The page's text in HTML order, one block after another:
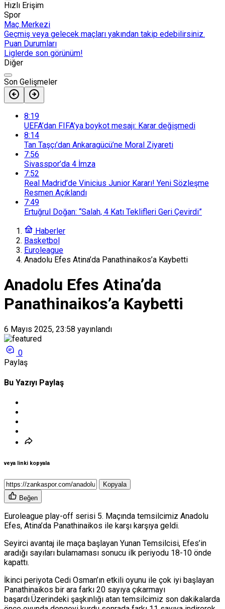
Hızlı Erişim
Spor
Maç Merkezi
Geçmiş veya gelecek maçları yakından takip edebilirsiniz.
Puan Durumları
Liglerde son görünüm!
Diğer
Son Gelişmeler
8:19
UEFA’dan FIFA’ya boykot mesajı: Karar değişmedi
8:14
Tan Taşçı’dan Ankaragücü’ne Moral Ziyareti
7:56
Sivasspor’da 4 İmza
7:52
Real Madrid’de Vinicius Junior Kararı! Yeni Sözleşme
Resmen Açıklandı
7:49
Ertuğrul Doğan: “Salah, 4 Katı Teklifleri Geri Çevirdi”
Haberler
Basketbol
Euroleague
Anadolu Efes Atina’da Panathinaikos’a Kaybetti
Anadolu Efes Atina’da
Panathinaikos’a Kaybetti
6 Mayıs 2025, 23:58 yayınlandı
0
Paylaş
Bu Yazıyı Paylaş
veya linki kopyala
Kopyala
Beğen
Euroleague play-off serisi 5. Maçında temsilcimiz Anadolu
Efes, Atina’da Panathinaikos ile karşı karşıya geldi.
Seyirci avantaj ile maça başlayan Yunan Temsilcisi, Efes’in
aradığı sayıları bulamaması sonucu ilk periyodu 18-10 önde
kapattı.
İkinci periyota Cedi Osman’ın etkili oyunu ile çok iyi başlayan
Panathinaikos bir ara farkı 20 sayıya çıkarmayı
başardı.Üzerindeki şaşkınlığı atan temsilcimiz son dakikalarda